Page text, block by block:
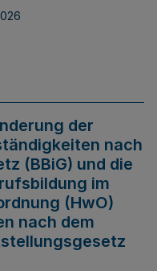
der
nach
(BBiG) und die
im
(HwO)
nach dem